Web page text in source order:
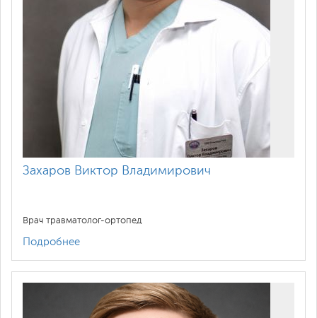
Захаров Виктор Владимирович
Врач травматолог-ортопед
Подробнее